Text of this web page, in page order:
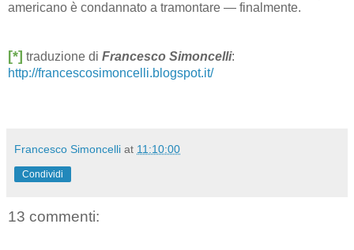
americano è condannato a tramontare — finalmente.
[*] traduzione di Francesco Simoncelli:
http://francescosimoncelli.blogspot.it/
Francesco Simoncelli at 11:10:00
Condividi
13 commenti: